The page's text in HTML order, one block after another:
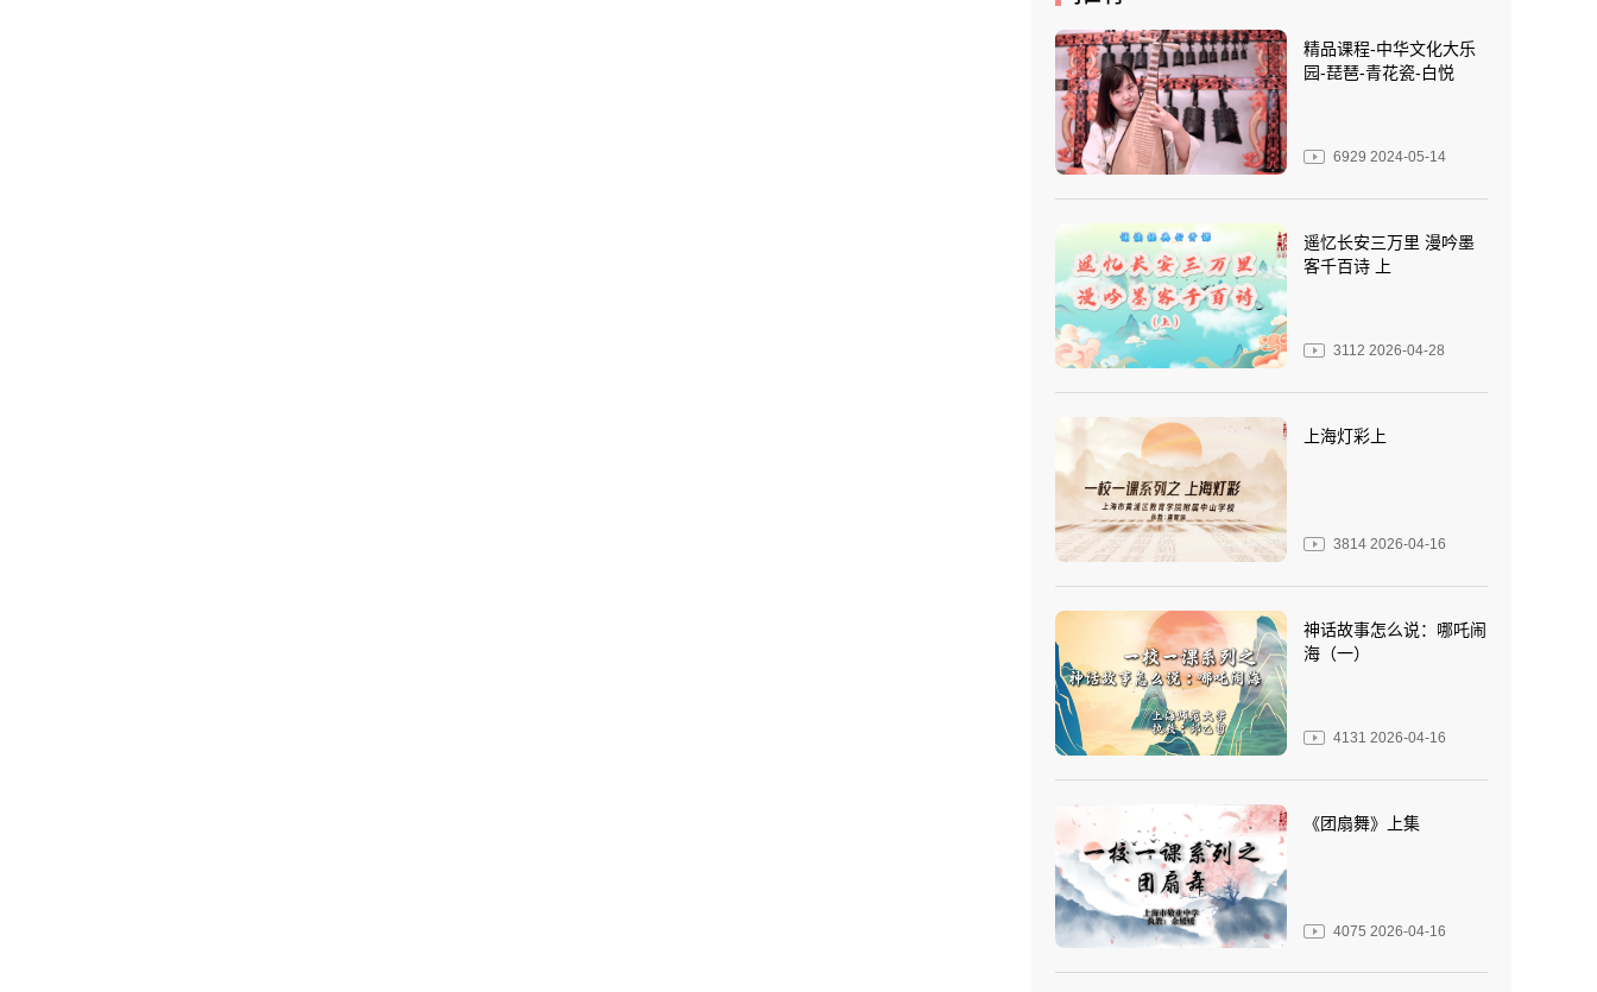
精品课程-中华文化大乐
园-琵琶-青花瓷-白悦
6929 2024-05-14
遥忆长安三万里 漫吟墨
客千百诗 上
3112 2026-04-28
上海灯彩上
3814 2026-04-16
神话故事怎么说：哪吒闹
海（一）
4131 2026-04-16
《团扇舞》上集
4075 2026-04-16